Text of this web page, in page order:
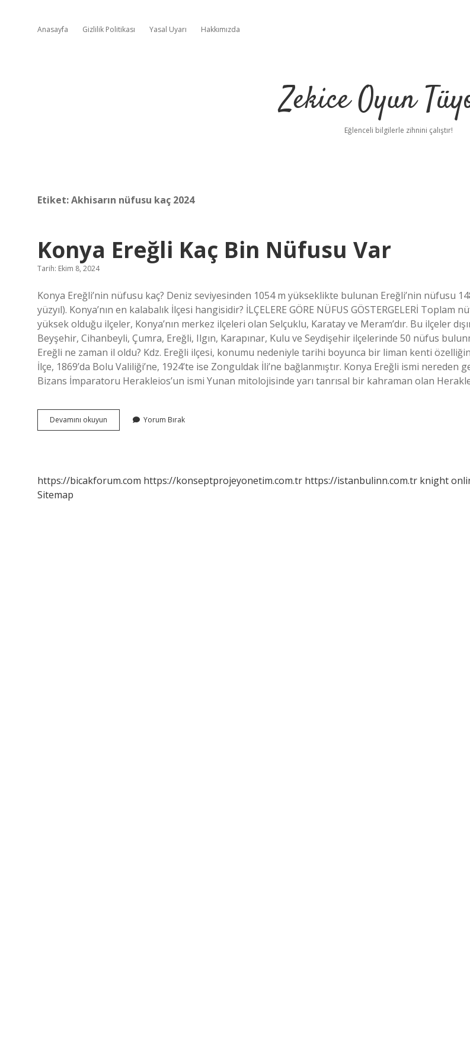
Anasayfa Gizlilik Politikası Yasal Uyarı Hakkımızda
Zekice Oyun
Eğlenceli bilgilerle zihnini çalıştır!
Etiket:Akhisarın nüfusu kaç 2024
Konya Ereğli Kaç Bin Nüfusu Var
Tarih: Ekim 8, 2024
Konya Ereğli’nin nüfusu kaç? Deniz seviyesinden 1054 m yükseklikte bulunan Ereğli’nin nüfusu
yüzyıl). Konya’nın en kalabalık İlçesi hangisidir? İLÇELERE GÖRE NÜFUS GÖSTERGELERİ Toplam
yüksek olduğu ilçeler, Konya’nın merkez ilçeleri olan Selçuklu, Karatay ve Meram’dır. Bu ilçeler
Beyşehir, Cihanbeyli, Çumra, Ereğli, Ilgın, Karapınar, Kulu ve Seydişehir ilçelerinde 50 nüfus
Ereğli ne zaman il oldu? Kdz. Ereğli ilçesi, konumu nedeniyle tarihi boyunca bir liman kenti
İlçe, 1869’da Bolu Valiliği’ne, 1924’te ise Zonguldak İli’ne bağlanmıştır. Konya Ereğli ismi nereden
Bizans İmparatoru Herakleios’un ismi Yunan mitolojisinde yarı tanrısal bir kahraman olan
Devamını okuyun
Ereğli
Yorum Bırak
https://bicakforum.com https://konseptprojeyonetim.com.tr https://istanbulinn.com.tr knight
Sitemap